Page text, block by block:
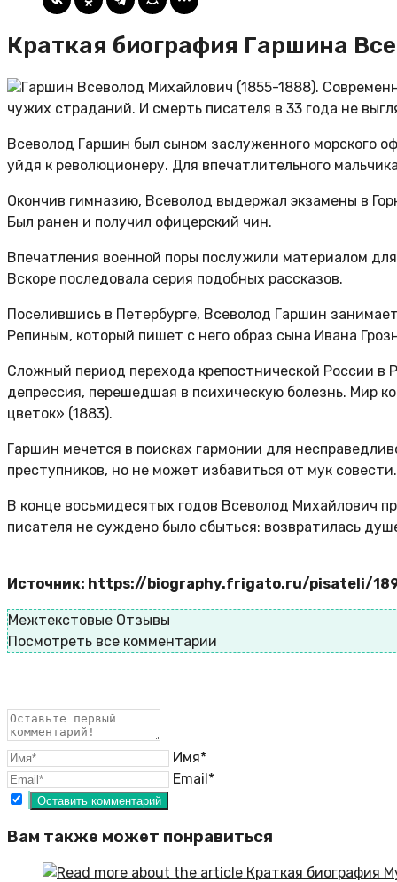
Краткая биография Гаршина
Гаршин Всеволод Михайлович (1855-1888).
чужих страданий. И смерть писателя в 33 года не
Всеволод Гаршин был сыном заслуженного морского
уйдя к революционеру. Для впечатлительного
Окончив гимназию, Всеволод выдержал экзамены в
Был ранен и получил офицерский чин.
Впечатления военной поры послужили материалом
Вскоре последовала серия подобных рассказов.
Поселившись в Петербурге, Всеволод Гаршин
Репиным, который пишет с него образ сына Ивана
Сложный период перехода крепостнической России в
депрессия, перешедшая в психическую болезнь. Мир
цветок» (1883).
Гаршин мечется в поисках гармонии для
преступников, но не может избавиться от мук
В конце восьмидесятых годов Всеволод Михайлович
писателя не суждено было сбыться: возвратилась
Источник: https://biography.frigato.ru/pisateli/
Межтекстовые Отзывы
Посмотреть все комментарии
Имя*
Email*
Вам также может понравиться